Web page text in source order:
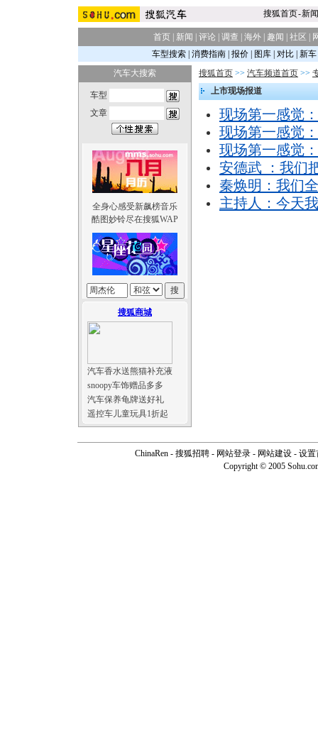
搜狐首页-新闻
首页 新闻 评论 调查 海外 趣闻 社区
车型搜索| 消费指南| 报价| 图库| 对比| 新车
汽车大搜索
车型
文章
全身心感受新飙榜音乐
酷图妙铃尽在搜狐WAP
搜狐商城
汽车香水送熊猫补充液
snoopy车饰赠品多多
汽车保养龟牌送好礼
遥控车儿童玩具1折起
搜狐首页 >> 汽车频道首页 >>
上市现场报道
现场第一感觉
现场第一感觉
现场第一感觉
安德武 ：我们
秦焕明：我们
主持人：今天
ChinaRen - 搜狐招聘 - 网站登录 - 网站建设 - 设置
Copyright © 2005